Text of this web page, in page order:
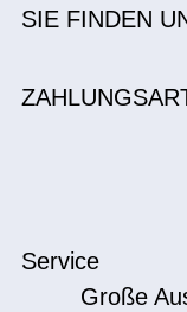
SIE FINDEN
Service
Große